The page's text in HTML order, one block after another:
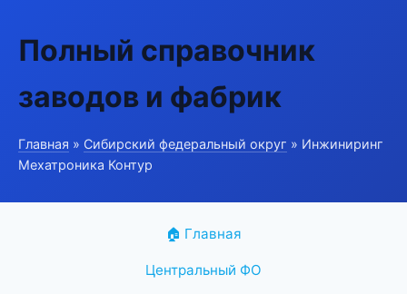
Полный справочник
заводов и фабрик
Главная » Сибирский федеральный округ » Инжиниринг
Мехатроника Контур
🏠 Главная
Центральный ФО